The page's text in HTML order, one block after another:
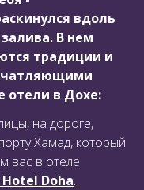
вдоль
В нем
традиции и
отели в Дохе:.
на дороге,
Хамад, который
вас в отеле
Doha.